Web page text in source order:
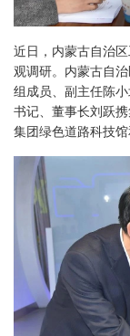
近日，内蒙古自治
观调研。内蒙古自
组成员、副主任陈
书记、董事长刘跃
集团绿色道路科技